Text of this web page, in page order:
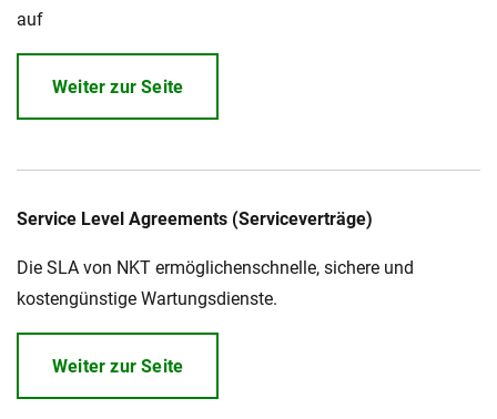
auf
Weiter zur Seite
Service Level Agreements (Serviceverträge)
Die SLA von NKT ermöglichenschnelle, sichere und
kostengünstige Wartungsdienste.
Weiter zur Seite